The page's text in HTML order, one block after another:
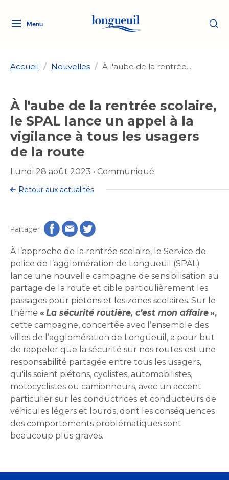
Menu
Logo
Ville
lien
l'accueil
Ma ville, ma propriété
Aménagement et urbanisme
Aménagement et urbanisme
Rôle d'évaluation
Taxes
Loisirs et culture
Arts et culture
Bibliothèques
Bibliothèques
Histoire et patrimoine
Histoire et patrimoine
Loisir et vie communautaire
Loisir et vie communautaire
Parcs et espaces verts
Parcs et espaces verts
Sports et saines habitudes de vie
Sports et saines habitudes de vie
Reconnaissance et soutien des organismes
Reconnaissance et soutien des organismes
Bénévolat
Bénévolat
Lutte à l'itinérance
Lutte à l'itinérance
Services de proximité
Déneigement
Eau
Écocentres
Écocentres
Info-Travaux
Info-Travaux
Matières résiduelles et collectes
Matières résiduelles et collectes
Stationnements municipaux
Stationnements municipaux
Voie publique
Voie publique
Transition socioécologique
Transition socioécologique et mobilité
Arbres, plantes et pelouse
Arbres, plantes et pelouse
Biodiversité et milieux naturels
Biodiversité et milieux naturels
Lutte aux changements climatiques
Lutte aux changements climatiques
Mobilité durable
Mobilité durable
Verdissement et travaux de foresterie
Verdissement et travaux de foresterie
Sécurité publique
Service de police
Service de police
Service sécurité incendie
Service sécurité incendie
Sécurisation des rues locales
Sécurisation des rues locales
Vie démocratique
Élus
Élus
Demande d'accès à l'information
Demande d'accès à l'information
Instances décisionnelles
Instances décisionnelles
Participation citoyenne
Participation citoyenne
Procès-verbaux
Procès-verbaux
Projets particuliers
Projets particuliers
Ouvre
dans
fenêtre
Règlements municipaux
Entreprises
Développement économique
Développement économique
Ouvre
dans
une
nouvelle
fenêtre
Développement immobilier
Développement immobilier
Ouvre
dans
une
nouvelle
fenêtre
Fournisseurs
Fournisseurs
Gestion des matières résiduelles
Gestion des matières résiduelles
À propos de la Ville
Actualités et publications
Actualités et publications
Administration municipale
Administration municipale
Approvisionnement
Approvisionnement
Bureau de l’éthique et de l’inspection
contractuelle
Bureau protecteur citoyen
Quoi faire à Longueuil
Activités artistiques et
Activités littéraires
Activités éducatives et de
loisirs
Activités sportives et plein
air
Arts de la scène, spectacles
et festivals
Calendrier des événements
Accueil / Nouvelles / À l'aube de la rentrée...
À l'aube de la rentrée scolaire,
le SPAL lance un appel à la
vigilance à tous les usagers
de la route
Lundi 28 août 2023 • Communiqué
Retour aux actualités
Partager
À l’approche de la rentrée scolaire, le Service de
police de l’agglomération de Longueuil (SPAL)
lance une nouvelle campagne de sensibilisation au
partage de la route et cible particulièrement les
passages pour piétons et les zones scolaires. Sur le
thème «La sécurité routière, c’est mon affaire»,
cette campagne, concertée avec l’ensemble des
villes de l’agglomération de Longueuil, a pour but
de rappeler que la sécurité sur nos routes est une
responsabilité partagée entre tous les usagers,
qu'ils soient piétons, cyclistes, automobilistes,
motocyclistes ou camionneurs, avec un accent
particulier sur les conductrices et conducteurs de
véhicules légers et lourds, dont les conséquences
des comportements problématiques sont
beaucoup plus graves.